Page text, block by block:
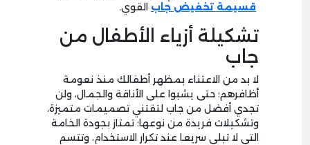
قسيمة تخفيض جاب القوي.
تشكيلة أزياء الأطفال من
جاب
لا بد من الاعتناء بمظهر أطفالك منذ نعومة
أظافرهم؛ حتى يشبوا على الأناقة والجمال، ولن
تجدي أفضل من جاب لتقتني تصميمات متميزة،
وتشكيلات فريدة من نوعها؛ تمتاز بجودة الخامة
التي لا تبلى سريعا عند تكرار الاستخدام، وتتسم